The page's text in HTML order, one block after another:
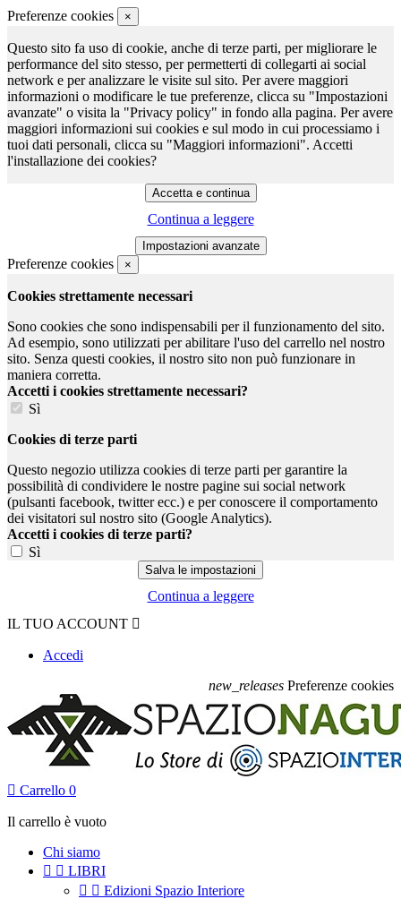
Preferenze cookies ×
Questo sito fa uso di cookie, anche di terze parti, per migliorare le
performance del sito stesso, per permetterti di collegarti ai social
network e per analizzare le visite sul sito. Per avere maggiori
informazioni o modificare le tue preferenze, clicca su "Impostazioni
avanzate" o visita la "Privacy policy" in fondo alla pagina. Per avere
maggiori informazioni sui cookies e sul modo in cui processiamo i
tuoi dati personali, clicca su "Maggiori informazioni". Accetti
l'installazione dei cookies?
Continua a leggere
Preferenze cookies ×
Cookies strettamente necessari
Sono cookies che sono indispensabili per il funzionamento del sito.
Ad esempio, sono utilizzati per abilitare l'uso del carrello nel nostro
sito. Senza questi cookies, il nostro sito non può funzionare in
maniera corretta.
Accetti i cookies strettamente necessari?
Sì
Cookies di terze parti
Questo negozio utilizza cookies di terze parti per garantire la
possibilità di condividere le nostre pagine sui social network
(pulsanti facebook, twitter ecc.) e per conoscere il comportamento
dei visitatori sul nostro sito (Google Analytics).
Accetti i cookies di terze parti?
Sì
Continua a leggere
IL TUO ACCOUNT 
Accedi
new_releases Preferenze cookies
 Carrello 0
Il carrello è vuoto
Chi siamo
  LIBRI
  Edizioni Spazio Interiore